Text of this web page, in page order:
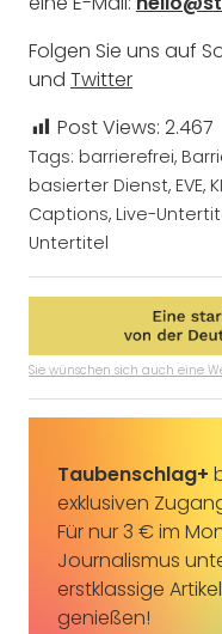
Folgen Sie uns auf
und Twitter
Post Views: 2.467
Tags: barrierefrei,
basierter Dienst, EVE, KI
Captions, Live-
Untertitel
Sie wünschen sich auch eine
Taubenschlag+
exklusiven
Für nur 3 € im
Journalismus
erstklassige
genießen!